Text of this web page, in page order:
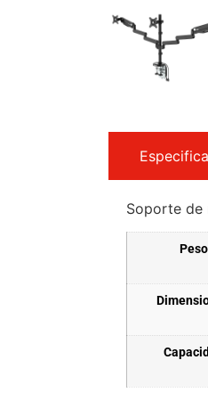
Soporte de
Peso